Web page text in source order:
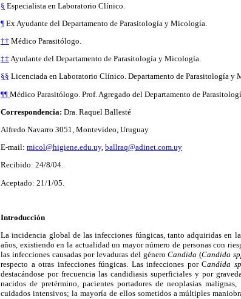
§ Especialista en Laboratorio Clínico.
¶ Ex Ayudante del Departamento de Parasitología y Micología.
†† Médico Parasitólogo.
‡‡ Ayudante del Departamento de Parasitología y Micología.
§§ Licenciada en Laboratorio Clínico. Departamento de Parasitología y
¶¶ Médico Parasitólogo. Prof. Agregado del Departamento de
Correspondencia: Dra. Raquel Ballesté
Alfredo Navarro 3051, Montevideo, Uruguay
E-mail: micol@higiene.edu.uy, ballraq@adinet.com.uy
Recibido: 24/8/04.
Aceptado: 21/1/05.
Introducción
La incidencia global de las infecciones fúngicas, tanto adquiridas en
años, existiendo en la actualidad un mayor número de personas con
las infecciones causadas por levaduras del géneroCandida (Candida
respecto a otras infecciones fúngicas. Las infecciones por Candida
destacándose por frecuencia las candidiasis superficiales y por
nacidos de pretérmino, pacientes portadores de neoplasias
cuidados intensivos; la mayoría de ellos sometidos a múltiples